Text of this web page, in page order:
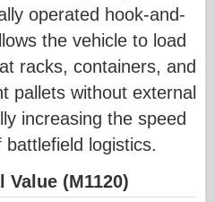
operated hook-and-
the vehicle to load
racks, containers, and
pallets without external
increasing the speed
logistics.
Value (M1120)